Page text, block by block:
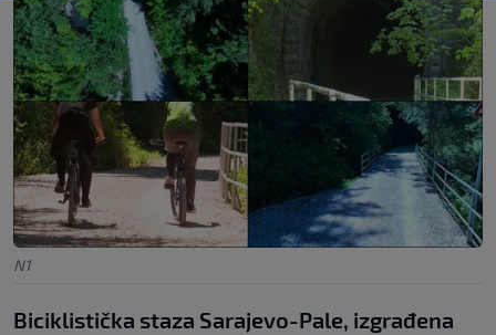
N1
Biciklistička staza Sarajevo-Pale, izgrađena